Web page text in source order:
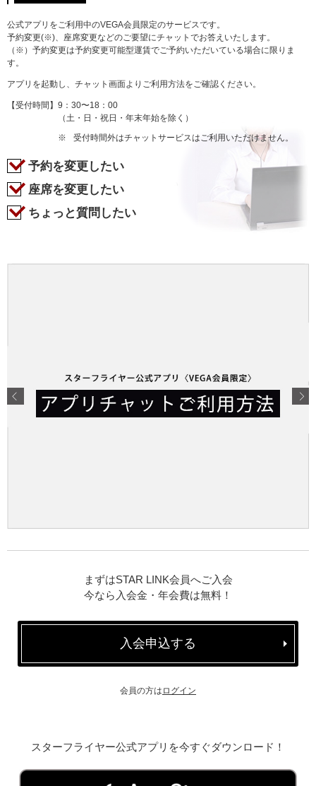
公式アプリをご利用中のVEGA会員限定のサービスです。
予約変更(※)、座席変更などのご要望にチャットでお答えいたします。
（※）予約変更は予約変更可能型運賃でご予約いただいている場合に限りま
す。
アプリを起動し、チャット画面よりご利用方法をご確認ください。
【受付時間】 9：30〜18：00
（土・日・祝日・年末年始を除く）
※
受付時間外はチャットサービスはご利用いただけません。
予約を変更したい
座席を変更したい
ちょっと質問したい
まずはSTAR LINK会員へご入会
今なら入会金・年会費は無料！
入会申込する
会員の方は ログイン
スターフライヤー公式アプリを今すぐダウンロード！